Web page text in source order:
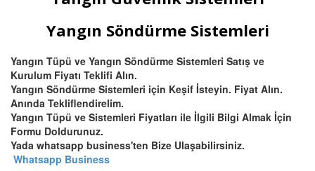
Yangın Söndürme Sistemleri
Yangın Tüpü ve Yangın Söndürme Sistemleri Satış ve
Kurulum Fiyatı Teklifi Alın.
Yangın Söndürme Sistemleri için Keşif İsteyin. Fiyat Alın.
Anında Tekliflendirelim.
Yangın Tüpü ve Sistemleri Fiyatları ile İlgili Bilgi Almak İçin
Formu Doldurunuz.
Yada whatsapp business'ten Bize Ulaşabilirsiniz.
Whatsapp Business